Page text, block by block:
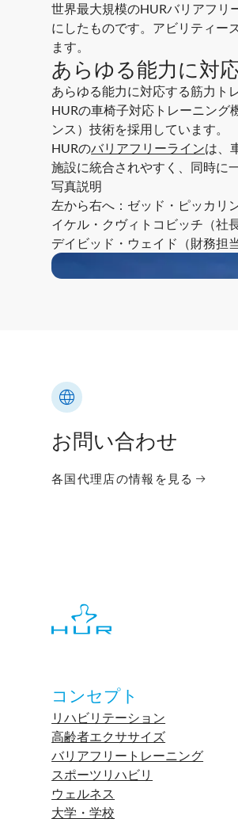
世界最大規模のHURバリアフリ
にしたものです。アビリティー
ます。
あらゆる能力に対
あらゆる能力に対応する筋力ト
HURの車椅子対応トレーニング
ンス）技術を採用しています。
HURのバリアフリーラインは、
施設に統合されやすく、同時に
写真説明
左から右へ：ゼッド・ピッカリ
イケル・クヴィトコビッチ（社
デイビッド・ウェイド（財務担
お問い合わせ
各国代理店の情報を見る
コンセプト
リハビリテーション
高齢者エクササイズ
バリアフリートレーニング
スポーツリハビリ
ウェルネス
大学・学校